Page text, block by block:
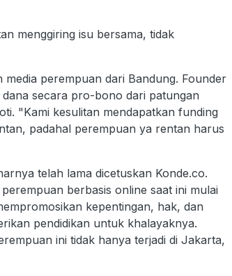
menggiring isu bersama, tidak
media perempuan dari Bandung. Founder
secara pro-bono dari patungan
"Kami kesulitan mendapatkan funding
padahal perempuan ya rentan harus
telah lama dicetuskan Konde.co.
berbasis online saat ini mulai
kepentingan, hak, dan
pendidikan untuk khalayaknya.
ini tidak hanya terjadi di Jakarta,